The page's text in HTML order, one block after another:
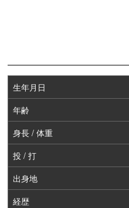
生年月日
年齢
身長 / 体重
投 / 打
出身地
経歴